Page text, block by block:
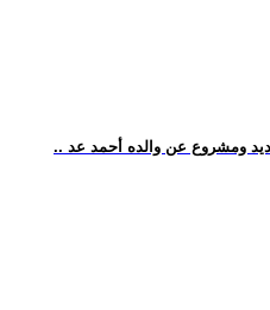
ومشروع عن والده أحمد عد